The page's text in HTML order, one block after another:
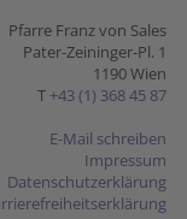
Pfarre Franz von Sales
Pater-Zeininger-Pl. 1
1190 Wien
T +43 (1) 368 45 87
E-Mail schreiben
Impressum
Datenschutzerklärung